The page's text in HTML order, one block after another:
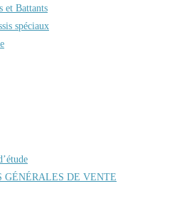
et Battants
spéciaux
GÉNÉRALES DE VENTE